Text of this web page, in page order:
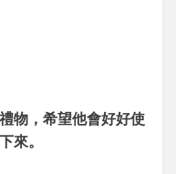
物，希望他會好好使
來。